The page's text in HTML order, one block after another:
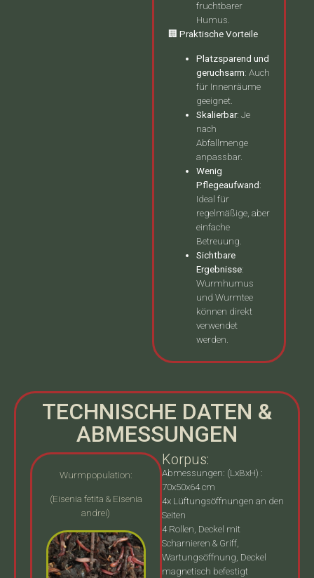
fruchtbarer
Humus.
🏢 Praktische Vorteile
Platzsparend und
geruchsarm: Auch
für Innenräume
geeignet.
Skalierbar: Je
nach
Abfallmenge
anpassbar.
Wenig
Pflegeaufwand:
Ideal für
regelmäßige, aber
einfache
Betreuung.
Sichtbare
Ergebnisse:
Wurmhumus
und Wurmtee
können direkt
verwendet
werden.
TECHNISCHE DATEN &
ABMESSUNGEN
Wurmpopulation:
(Eisenia fetita & Eisenia
andrei)
Korpus:
Abmessungen: (LxBxH) :
70x50x64 cm
4x Lüftungsöffnungen an den
Seiten
4 Rollen, Deckel mit
Scharnieren & Griff,
Wartungsöffnung, Deckel
magnetisch befestigt